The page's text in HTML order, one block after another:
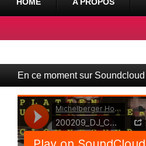
En ce moment sur Soundcloud